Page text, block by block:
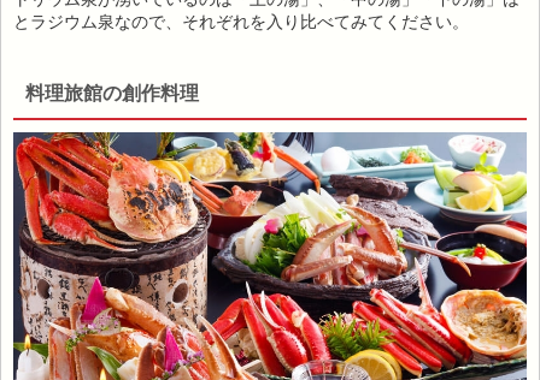
とラジウム泉なので、それぞれを入り比べてみてください。
料理旅館の創作料理